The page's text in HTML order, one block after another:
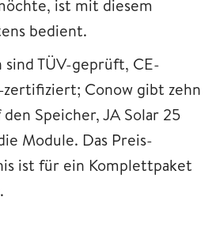
ist mit diesem
bedient.
TÜV-geprüft, CE-
Conow gibt zehn
Speicher, JA Solar 25
Module. Das Preis-
ist für ein Komplettpaket